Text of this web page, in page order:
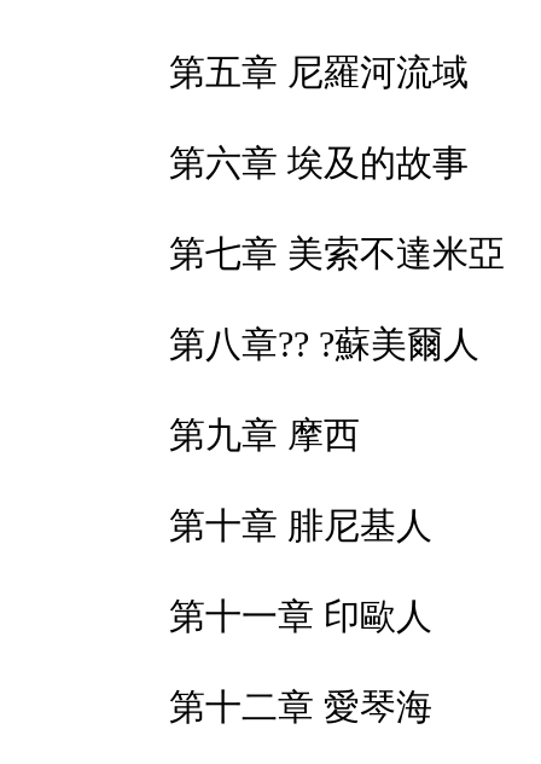
第五章 尼羅河流域
第六章 埃及的故事
第七章 美索不達米亞
第八章?? ?蘇美爾人
第九章 摩西
第十章 腓尼基人
第十一章 印歐人
第十二章 愛琴海